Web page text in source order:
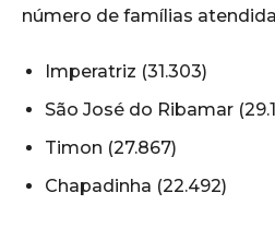
número de famílias
Imperatriz (31.303)
São José do Ribamar
Timon (27.867)
Chapadinha (22.492)